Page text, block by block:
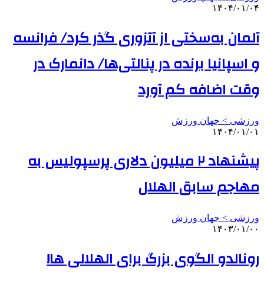
۱۴۰۴/۰۱/۰۴
آلمان به‌سختی از آتزوری گذر کرد/ فرانسه
و اسپانیا برنده در پنالتی‌ها/ دانمارک در
وقت‌ اضافه کم آورد
ورزشی > جهان ورزش
۱۴۰۴/۰۱/۰۱
پیشنهاد ۲ میلیون دلاری پرسپولیس به
مهاجم سابق الهلال
ورزشی > جهان ورزش
۱۴۰۳/۰۱/۰۰
رونالدو الگوی بزرگ برای الهلالی ها!